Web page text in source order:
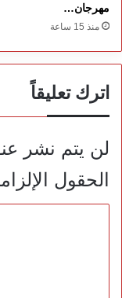
مهرجان…
منذ 15 ساعة
اترك تعليقاً
لن يتم نشر
الحقول